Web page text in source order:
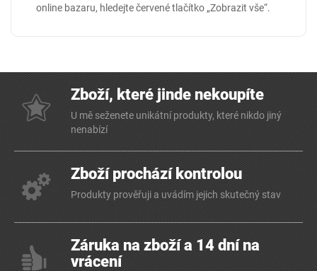
online bazaru, hledejte červené tlačítko „Zobrazit vše“.
Zboží, které jinde nekoupíte
U mě seženete unikátní produkty, které nikdo jiný
nenabízí
Zboží prochází kontrolou
Produkty prověřuji a uvádím jejich skutečný stav
Záruka na zboží a 14 dní na
vrácení